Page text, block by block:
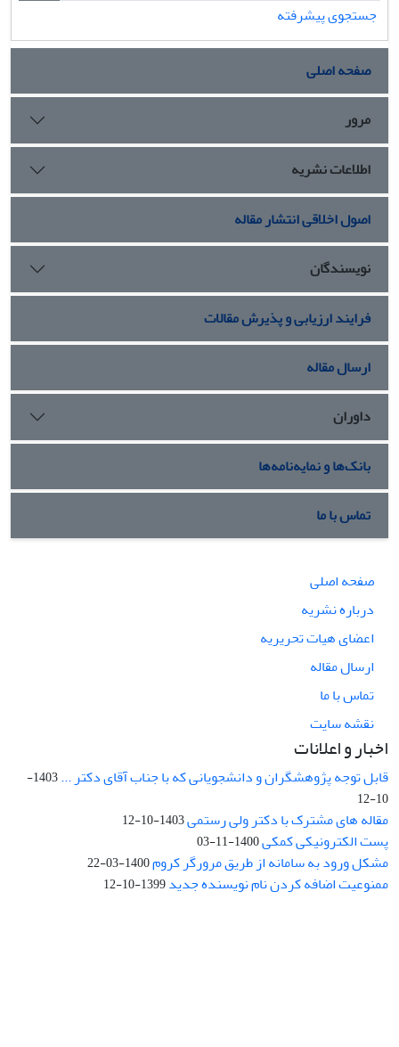
جستجوی پیشرفته
صفحه اصلی
مرور
اطلاعات نشریه
اصول اخلاقی انتشار مقاله
نویسندگان
فرایند ارزیابی و پذیرش مقالات
ارسال مقاله
داوران
بانک‌ها و نمایه‌نامه‌ها
تماس با ما
صفحه اصلی
درباره نشریه
اعضای هیات تحریریه
ارسال مقاله
تماس با ما
نقشه سایت
اخبار و اعلانات
قابل توجه پژوهشگران و دانشجویانی که با جناب آقای دکتر ...
1403-
10-12
مقاله های مشترک با دکتر ولی رستمی1403-10-12
پست الکترونیکی کمکی1400-11-03
مشکل ورود به سامانه از طریق مرورگر کروم1400-03-22
ممنوعیت اضافه کردن نام نویسنده جدید1399-10-12